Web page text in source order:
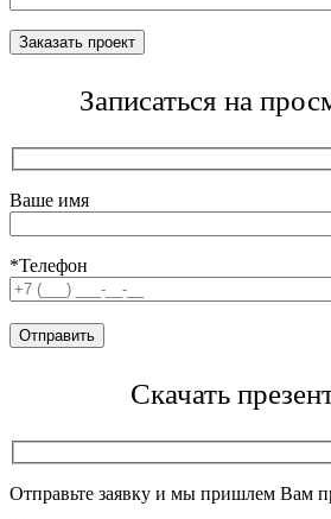
Записаться на
Ваше имя
*Телефон
Скачать
Отправьте заявку и мы пришлем Вам